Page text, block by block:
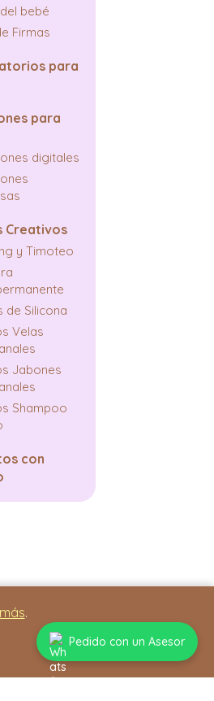
bebé
Firmas
para
para
digitales
Creativos
y Timoteo
de Silicona
Velas
Jabones
Shampoo
con
.
Pedido con un Asesor